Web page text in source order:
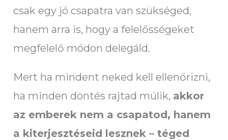
csak egy jó csapatra van szükséged,
hanem arra is, hogy a felelősségeket
megfelelő módon delegáld.
Mert ha mindent neked kell ellenőrizni,
ha minden döntés rajtad múlik, akkor
az emberek nem a csapatod, hanem
a kiterjesztéseid lesznek – téged